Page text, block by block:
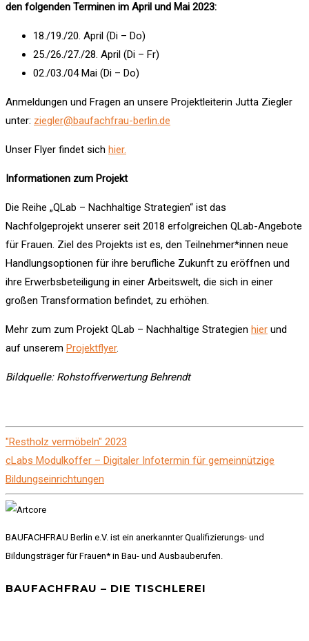
den folgenden Terminen im April und Mai 2023:
18./19./20. April (Di – Do)
25./26./27./28. April (Di – Fr)
02./03./04 Mai (Di – Do)
Anmeldungen und Fragen an unsere Projektleiterin Jutta Ziegler
unter: ziegler@baufachfrau-berlin.de
Unser Flyer findet sich hier.
Informationen zum Projekt
Die Reihe „QLab – Nachhaltige Strategien“ ist das
Nachfolgeprojekt unserer seit 2018 erfolgreichen QLab-Angebote
für Frauen. Ziel des Projekts ist es, den Teilnehmer*innen neue
Handlungsoptionen für ihre berufliche Zukunft zu eröffnen und
ihre Erwerbsbeteiligung in einer Arbeitswelt, die sich in einer
großen Transformation befindet, zu erhöhen.
Mehr zum zum Projekt QLab – Nachhaltige Strategien hier und
auf unserem Projektflyer.
Bildquelle: Rohstoffverwertung Behrendt
"Restholz vermöbeln" 2023
cLabs Modulkoffer – Digitaler Infotermin für gemeinnützige
Bildungseinrichtungen
BAUFACHFRAU Berlin e.V. ist ein anerkannter Qualifizierungs- und
Bildungsträger für Frauen* in Bau- und Ausbauberufen.
BAUFACHFRAU – DIE TISCHLEREI